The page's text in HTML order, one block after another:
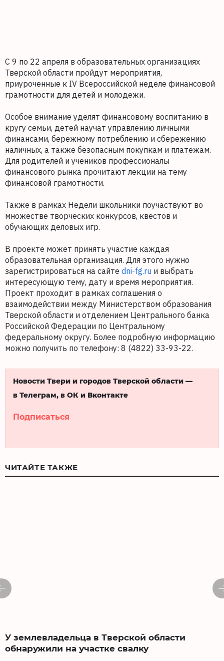
С 9 по 22 апреля в образовательных организациях
Тверской области пройдут мероприятия,
приуроченные к IV Всероссийской неделе финансовой
грамотности для детей и молодежи.
Особое внимание уделят финансовому воспитанию в
кругу семьи, детей научат управлению личными
финансами, бережному потреблению и сбережению
наличных, а также безопасным покупкам и платежам.
Для родителей и учеников профессионалы
финансового рынка прочитают лекции на тему
финансовой грамотности.
Также в рамках Недели школьники поучаствуют во
множестве творческих конкурсов, квестов и
обучающих деловых игр.
В проекте может принять участие каждая
образовательная организация. Для этого нужно
зарегистрироваться на сайте dni-fg.ru и выбрать
интересующую тему, дату и время мероприятия.
Проект проходит в рамках соглашения о
взаимодействии между Министерством образования
Тверской области и отделением Центрального банка
Российской Федерации по Центральному
федеральному округу. Более подробную информацию
можно получить по телефону: 8 (4822) 33-93-22.
Новости Твери и городов Тверской области —
в Телеграм, в ОК и Вконтакте
Подписаться
ЧИТАЙТЕ ТАКЖЕ
У землевладельца в Тверской области
обнаружили на участке свалку